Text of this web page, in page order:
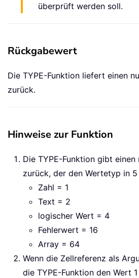
überprüft werden soll.
Rückgabewert
Die TYPE-Funktion liefert einen
zurück.
Hinweise zur Funktion
Die TYPE-Funktion gibt einen
zurück, der den Wertetyp in
Zahl = 1
Text = 2
logischer Wert = 4
Fehlerwert = 16
Array = 64
Wenn die Zellreferenz als
die TYPE-Funktion den Wert